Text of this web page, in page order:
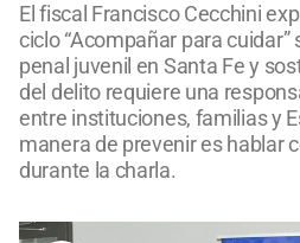
El fiscal Francisco Cecchini
ciclo “Acompañar para
penal juvenil en Santa Fe y
del delito requiere una
entre instituciones, familias y
manera de prevenir es hablar
durante la charla.